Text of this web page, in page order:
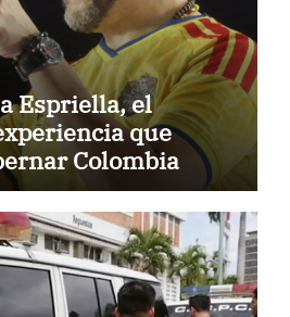
Espriella, el
que
Colombia